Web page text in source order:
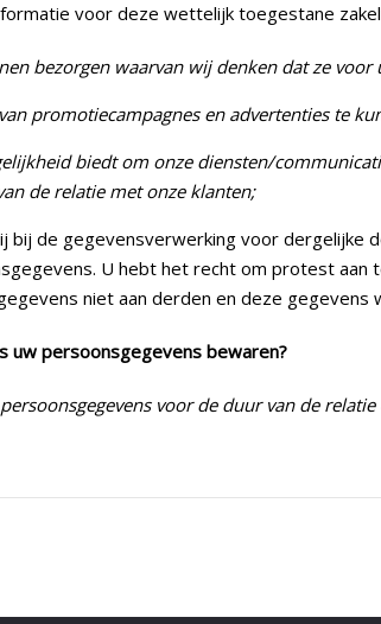
voor deze wettelijk toegestane
bezorgen waarvan wij denken dat ze voor
promotiecampagnes en advertenties te
biedt om onze diensten/
de relatie met onze klanten;
bij de gegevensverwerking voor dergelijke
U hebt het recht om protest
niet aan derden en deze
uw persoonsgegevens bewaren?
voor de duur van de